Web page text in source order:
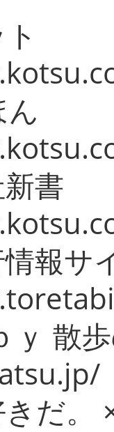
書
報サ
ｙ 散
だ。